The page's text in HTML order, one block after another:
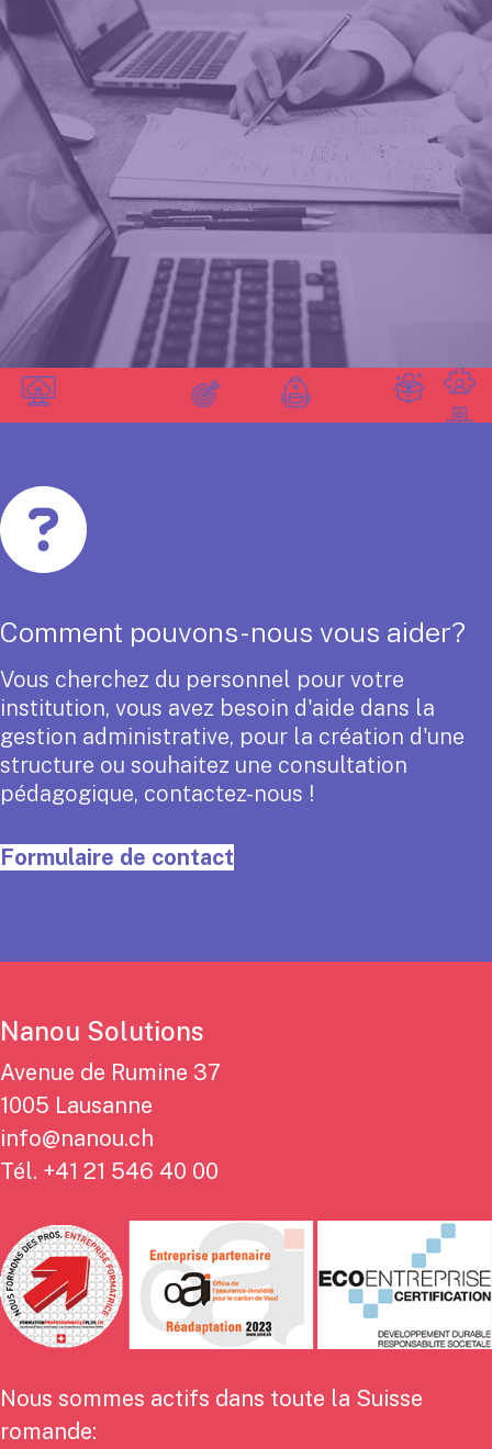
Comment pouvons-nous vous aider?
Vous cherchez du personnel pour votre
institution, vous avez besoin d'aide dans la
gestion administrative, pour la création d'une
structure ou souhaitez une consultation
pédagogique, contactez-nous !
Formulaire de contact
Nanou Solutions
Avenue de Rumine 37
1005 Lausanne
info@nanou.ch
Tél. +41 21 546 40 00
Nous sommes actifs dans toute la Suisse
romande: